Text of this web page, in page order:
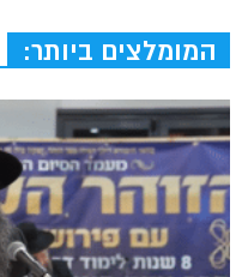
המומלצים ביותר: